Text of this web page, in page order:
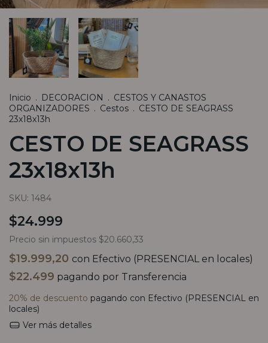
Inicio . DECORACION . CESTOS Y CANASTOS
ORGANIZADORES . Cestos . CESTO DE SEAGRASS
23x18x13h
CESTO DE SEAGRASS
23x18x13h
SKU: 1484
$24.999
Precio sin impuestos $20.660,33
$19.999,20 con Efectivo (PRESENCIAL en locales)
$22.499 pagando por Transferencia
20% de descuento pagando con Efectivo (PRESENCIAL en
locales)
Ver más detalles